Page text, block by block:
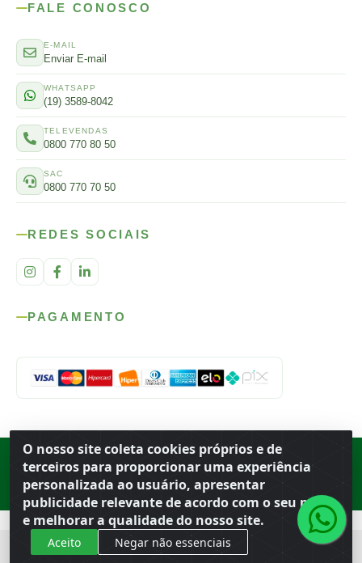
O nosso site coleta cookies próprios e de
terceiros para proporcionar uma experiência
personalizada ao usuário, apresentar
publicidade relevante de acordo com o seu perfil
e melhorar a qualidade do nosso site.
Aceito
Negar não essenciais
FALE CONOSCO
E-MAIL
Enviar E-mail
WHATSAPP
(19) 3589-8042
TELEVENDAS
0800 770 80 50
SAC
0800 770 70 50
REDES SOCIAIS
PAGAMENTO
Rod. SP-215, s/n, km 98 — Área Rural Porto Ferreira ·BR
· CEP
· CNPJ 56.679.863/0001-91
© 2026 Atacado Ideal